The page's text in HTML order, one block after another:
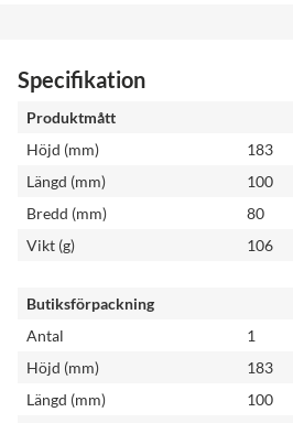
Specifikation
Produktmått
Höjd (mm)
183
Längd (mm)
100
Bredd (mm)
80
Vikt (g)
106
Butiksförpackning
Antal
1
Höjd (mm)
183
Längd (mm)
100